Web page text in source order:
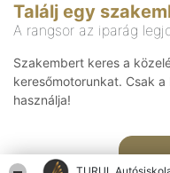
Találj egy
A rangsor az iparág
Szakembert keres a
keresőmotorunkat. Csak
használja!